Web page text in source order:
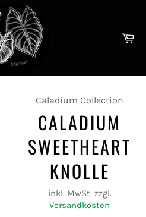
Caladium Collection
CALADIUM
SWEETHEART
KNOLLE
inkl. MwSt. zzgl.
Versandkosten